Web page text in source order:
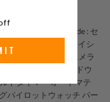
モウォッチ Strapcode : セ
ダイバー 62MAS リイシ
ン NK0002-14W エメラ
ーブ ローズゴールドウ
ドタイマー オートマテ
パイロットウォッチ パー